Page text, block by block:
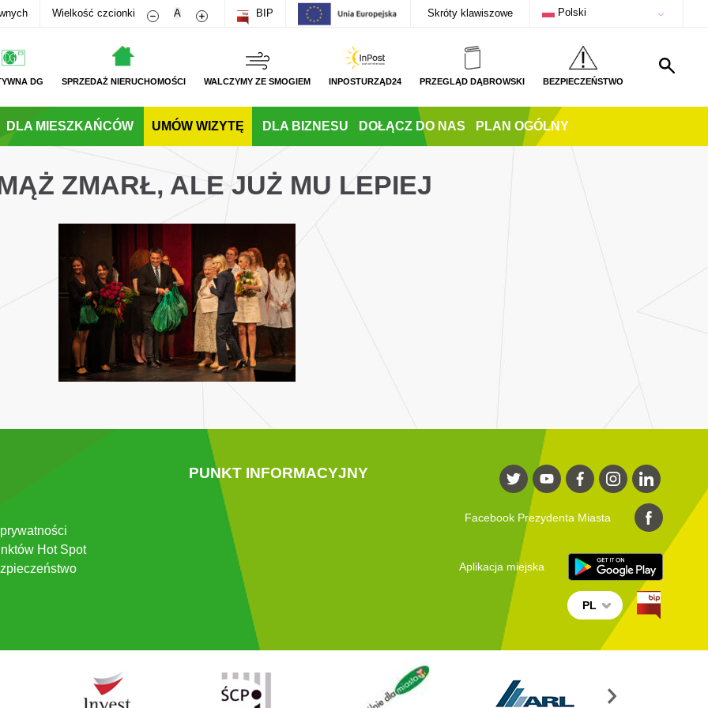
Wielkość czcionki Zmniejsz rozmiar czcionki
A Zwiększ rozmiar czcionki
BIP Skróty klawiszowe Polski
DG SPRZEDAŻ NIERUCHOMOŚCI WALCZYMY ZE SMOGIEM INPOSTURZĄD24 PRZEGLĄD DĄBROWSKI BEZPIECZEŃSTWO
DLA MIESZKAŃCÓW UMÓW WIZYTĘ DLA BIZNESU DOŁĄCZ DO NAS PLAN OGÓLNY
ZMARŁ, ALE JUŻ MU LEPIEJ
Hot Spot
PUNKT INFORMACYJNY
Facebook Prezydenta Miasta
Aplikacja miejska
PL